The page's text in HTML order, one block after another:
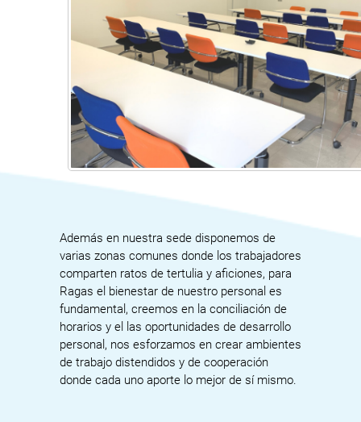
Además en nuestra sede disponemos de
varias zonas comunes donde los trabajadores
comparten ratos de tertulia y aficiones, para
Ragas el bienestar de nuestro personal es
fundamental, creemos en la conciliación de
horarios y el las oportunidades de desarrollo
personal, nos esforzamos en crear ambientes
de trabajo distendidos y de cooperación
donde cada uno aporte lo mejor de sí mismo.